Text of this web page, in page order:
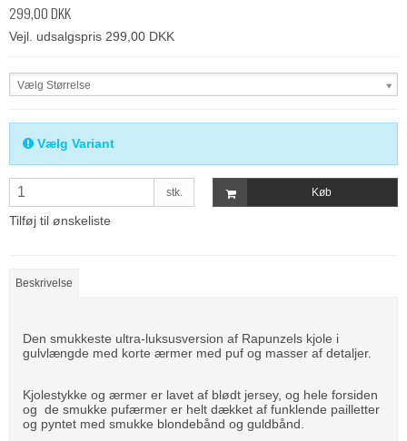
299,00 DKK
Vejl. udsalgspris 299,00 DKK
Vælg Størrelse
Vælg Variant
stk. Køb
Tilføj til ønskeliste
Beskrivelse
Den smukkeste ultra-luksusversion af Rapunzels kjole i
gulvlængde med korte ærmer med puf og masser af detaljer.
Kjolestykke og ærmer er lavet af blødt jersey, og hele forsiden
og de smukke pufærmer er helt dækket af funklende pailletter
og pyntet med smukke blondebånd og guldbånd.